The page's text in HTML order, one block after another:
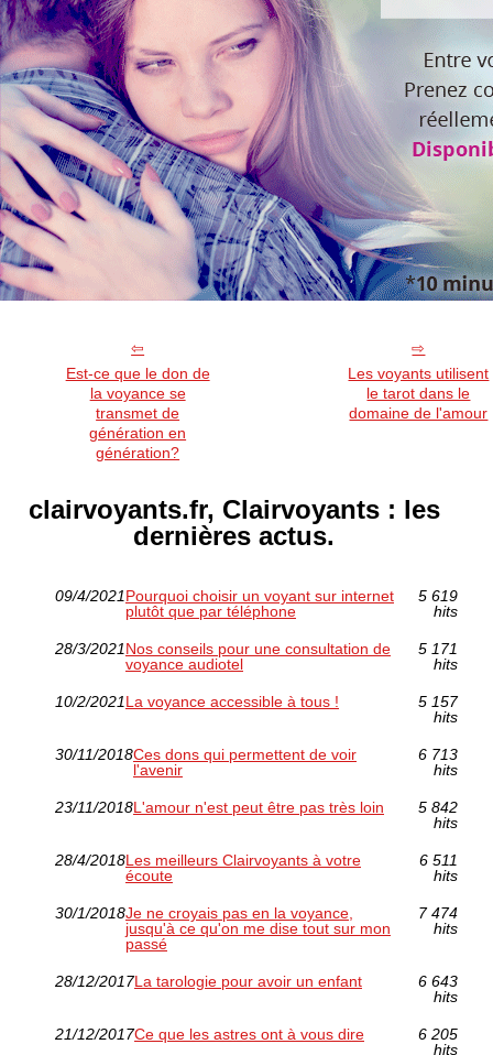
Est-ce que le don de
la voyance se
transmet de
génération en
génération?
Les voyants utilisent
le tarot dans le
domaine de l'amour
clairvoyants.fr, Clairvoyants : les
dernières actus.
09/4/2021Pourquoi choisir un voyant sur internet
plutôt que par téléphone
5 619
hits
28/3/2021Nos conseils pour une consultation de
voyance audiotel
5 171
hits
10/2/2021La voyance accessible à tous !
5 157
hits
30/11/2018Ces dons qui permettent de voir
l'avenir
6 713
hits
23/11/2018L'amour n'est peut être pas très loin
5 842
hits
28/4/2018Les meilleurs Clairvoyants à votre
écoute
6 511
hits
30/1/2018Je ne croyais pas en la voyance,
jusqu'à ce qu'on me dise tout sur mon
passé
7 474
hits
28/12/2017La tarologie pour avoir un enfant
6 643
hits
21/12/2017Ce que les astres ont à vous dire
6 205
hits